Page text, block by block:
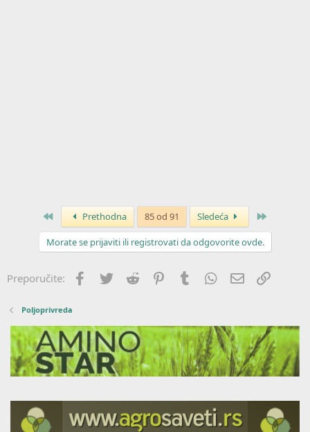
Prvo Prethodna 85 od 91 Sledeća
Morate se prijaviti ili registrovati da odgovorite ovde.
Preporučite: Facebook
Twitter Reddit PinterestTumblr WhatsApp
Imejl
Poljoprivreda